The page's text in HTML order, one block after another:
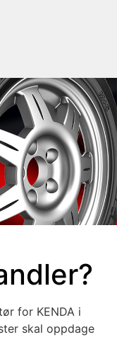
for KENDA i
skal oppdage